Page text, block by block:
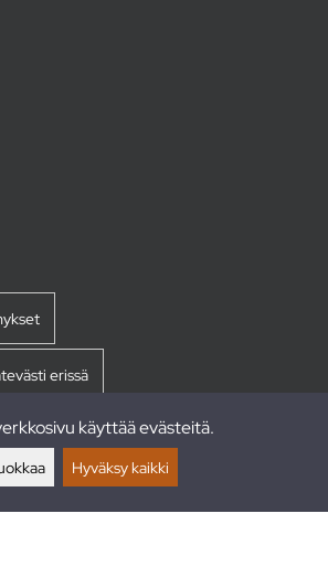
erissä
käyttää evästeitä.
Hyväksy kaikki